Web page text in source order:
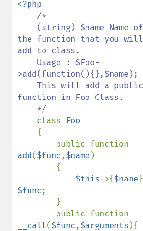
<?php
/*
the function that you will
add to class.
>add(function(){},$name);
function in Foo Class.
class Foo
{
add($func,$name )
$this->{$name
$func;
__call($func,$arguments ){